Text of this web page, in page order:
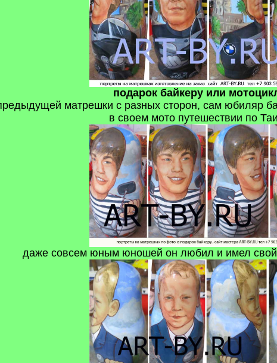
подарок байкеру или
матрешки с разных сторон, сам юбиляр
в своем мото путешествии по
даже совсем юным юношей он любил и имел свой